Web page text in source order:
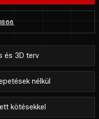
és 3D terv
nélkül
kötésekkel